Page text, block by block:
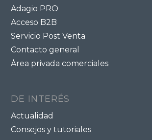
Adagio PRO
Acceso B2B
Servicio Post Venta
Contacto general
Área privada comerciales
DE INTERÉS
Actualidad
Consejos y tutoriales